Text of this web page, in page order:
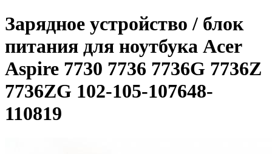
Зарядное уcтройство / блок
питания для ноутбука Acer
Aspire 7730 7736 7736G 7736Z
7736ZG 102-105-107648-
110819